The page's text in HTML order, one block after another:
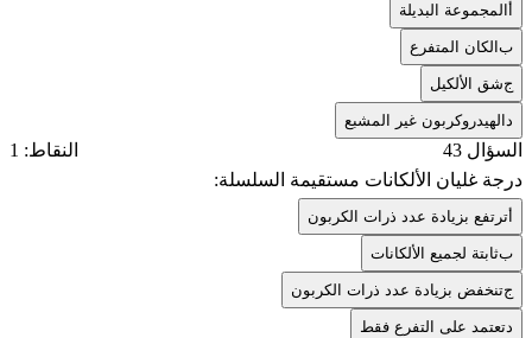
المجموعة البديلة
بالكان المتفرع
جشق الألكيل
الهيدروكربون غير المشبع
السؤال 43
النقاط: 1
درجة غليان الألكانات مستقيمة السلسلة:
ترتفع بزيادة عدد ذرات الكربون
بثابتة لجميع الألكانات
جتنخفض بزيادة عدد ذرات الكربون
تعتمد على التفرع فقط